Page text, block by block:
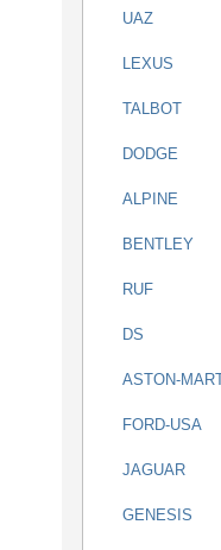
UAZ
LEXUS
TALBOT
DODGE
ALPINE
BENTLEY
RUF
DS
ASTON-
FORD-USA
JAGUAR
GENESIS